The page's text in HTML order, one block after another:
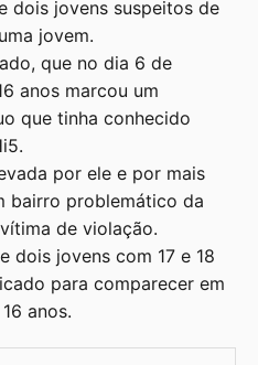
dois jovens suspeitos de
jovem.
que no dia 6 de
anos marcou um
que tinha conhecido
por ele e por mais
bairro problemático da
de violação.
dois jovens com 17 e 18
para comparecer em
anos.